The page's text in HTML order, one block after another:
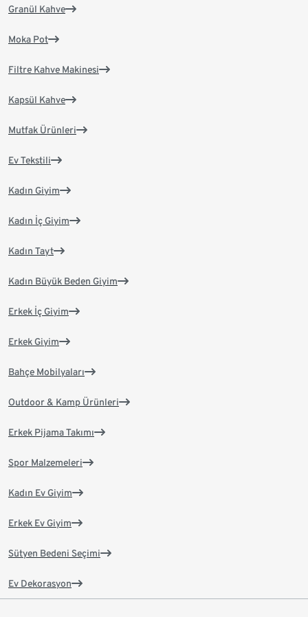
Granül Kahve
Moka Pot
Filtre Kahve Makinesi
Kapsül Kahve
Mutfak Ürünleri
Ev Tekstili
Kadın Giyim
Kadın İç Giyim
Kadın Tayt
Kadın Büyük Beden Giyim
Erkek İç Giyim
Erkek Giyim
Bahçe Mobilyaları
Outdoor & Kamp Ürünleri
Erkek Pijama Takımı
Spor Malzemeleri
Kadın Ev Giyim
Erkek Ev Giyim
Sütyen Bedeni Seçimi
Ev Dekorasyon